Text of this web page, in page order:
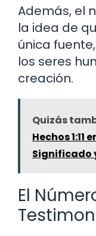
Además, el
la idea de
única
los seres
creación.
Quizás
Hechos 1:11
Significado
El